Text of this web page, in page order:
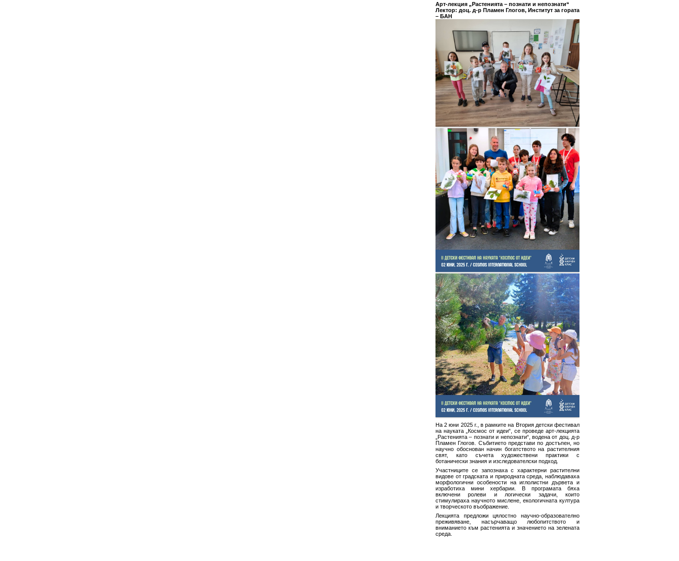
Арт-лекция „Растенията – познати и непознати“
Лектор: доц. д-р Пламен Глогов, Институт за гората
– БАН
На 2 юни 2025 г., в рамките на Втория детски фестивал
на науката „Космос от идеи“, се проведе арт-лекцията
„Растенията – познати и непознати“, водена от доц. д-р
Пламен Глогов. Събитието представи по достъпен, но
научно обоснован начин богатството на растителния
свят, като съчета художествени практики с
ботанически знания и изследователски подход.
Участниците се запознаха с характерни растителни
видове от градската и природната среда, наблюдаваха
морфологични особености на иглолистни дървета и
изработиха мини хербарии. В програмата бяха
включени ролеви и логически задачи, които
стимулираха научното мислене, екологичната култура
и творческото въображение.
Лекцията предложи цялостно научно-образователно
преживяване, насърчаващо любопитството и
вниманието към растенията и значението на зелената
среда.